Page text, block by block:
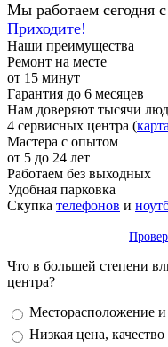
Мы работаем сегодня
Приходите!
Наши преимущества
Ремонт на месте
от 15 минут
Гарантия до 6 месяцев
Нам доверяют тысячи
4 сервисных центра (карта
Мастера с опытом
от 5 до 24 лет
Работаем без выходных
Удобная парковка
Скупка телефонов и
Что в большей степени
центра?
Варианты
Месторасположение
Низкая цена,